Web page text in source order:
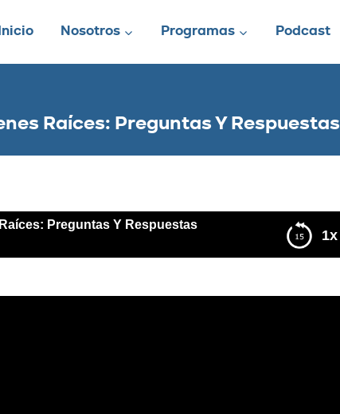
Inicio Nosotros Programas Podcast
Raíces: Preguntas Y Respuestas
1x
Preguntas Y Respuestas